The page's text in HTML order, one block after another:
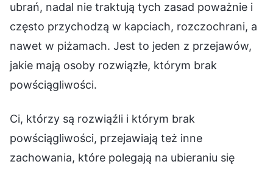
ubrań, nadal nie traktują tych zasad poważnie i
często przychodzą w kapciach, rozczochrani, a
nawet w piżamach. Jest to jeden z przejawów,
jakie mają osoby rozwiązłe, którym brak
powściągliwości.
Ci, którzy są rozwiąźli i którym brak
powściągliwości, przejawiają też inne
zachowania, które polegają na ubieraniu się